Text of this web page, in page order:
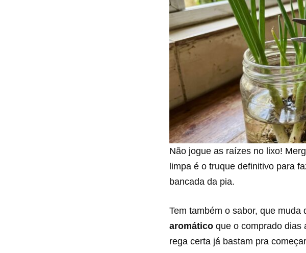
Não jogue as raízes no lixo!
limpa é o truque definitivo para
bancada da pia.
Tem também o sabor, que
aromático que o comprado dias
rega certa já bastam pra